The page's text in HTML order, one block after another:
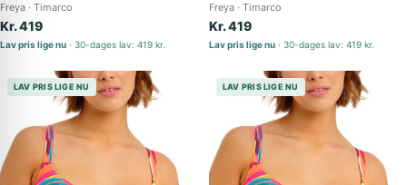
Freya Timarco
Kr. 419
Lav pris lige nu 30-dages lav: 419 kr.
Freya Timarco
Kr. 419
Lav pris lige nu 30-dages lav: 419 kr.
LAV PRIS LIGE NU LAV PRIS LIGE NU